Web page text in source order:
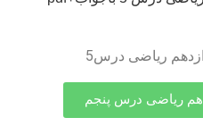
ریاضی درس پنجم